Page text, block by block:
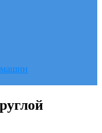
машин